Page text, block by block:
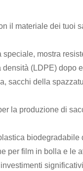
il materiale dei tuoi
mostra
(LDPE) dopo
sacchi della
la produzione di
per film in bolla e le